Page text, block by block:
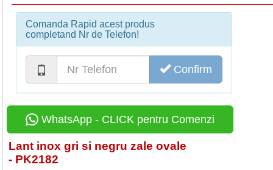
Comanda Rapid acest produs
completand Nr de Telefon!
Confirm
WhatsApp - CLICK pentru Comenzi
Lant inox gri si negru zale ovale
- PK2182